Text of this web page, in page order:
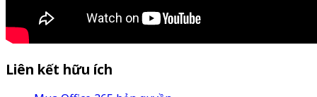
Liên kết hữu ích